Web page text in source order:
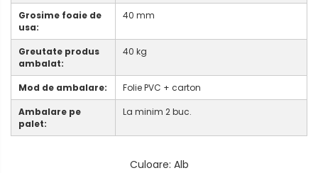
Grosime foaie de
usa:
40 mm
Greutate produs
ambalat:
40 kg
Mod de ambalare:
Folie PVC + carton
Ambalare pe
palet:
La minim 2 buc.
Culoare: Alb